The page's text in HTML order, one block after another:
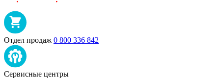
Отдел продаж 0 800 336 842
Сервисные центры